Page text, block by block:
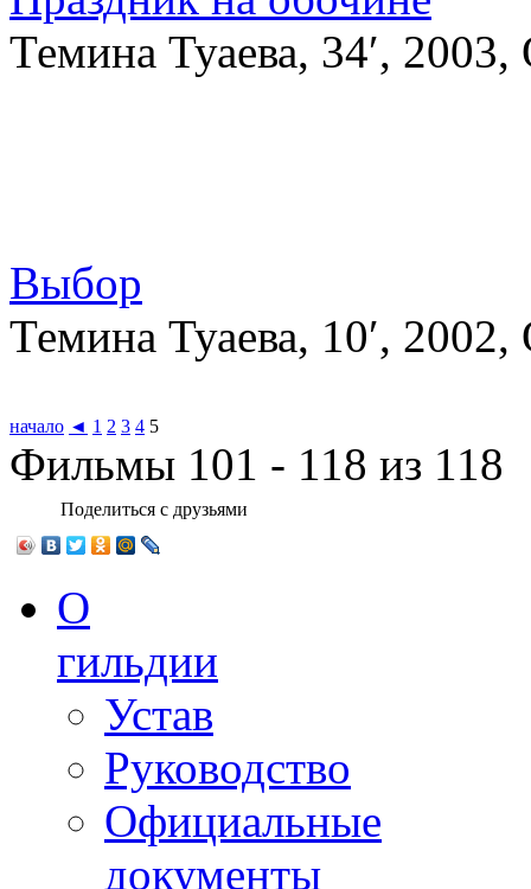
Темина Туаева, 34′,
Выбор
Темина Туаева, 10′,
начало ◄ 1 2 3 4 5
Фильмы 101 - 118 из 118
Поделиться с друзьями
О
гильдии
Устав
Руководство
Официальные
документы